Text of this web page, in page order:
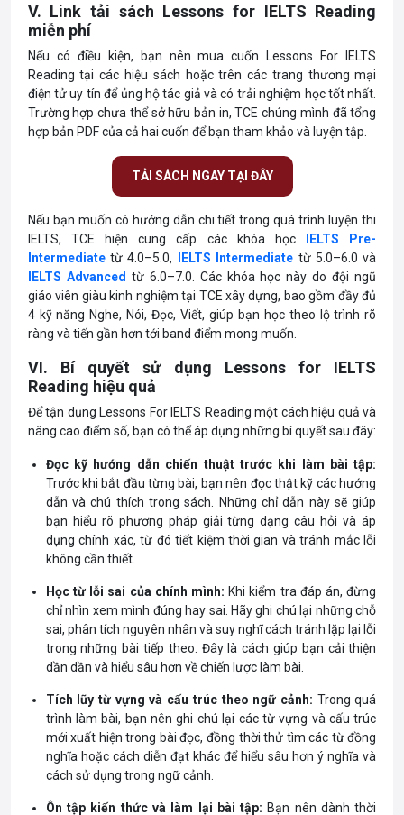
V. Link tải sách Lessons for IELTS Reading
miễn phí
Nếu có điều kiện, bạn nên mua cuốn Lessons For IELTS
Reading tại các hiệu sách hoặc trên các trang thương mại
điện tử uy tín để ủng hộ tác giả và có trải nghiệm học tốt nhất.
Trường hợp chưa thể sở hữu bản in, TCE chúng mình đã tổng
hợp bản PDF của cả hai cuốn để bạn tham khảo và luyện tập.
TẢI SÁCH NGAY TẠI ĐÂY
Nếu bạn muốn có hướng dẫn chi tiết trong quá trình luyện thi
IELTS, TCE hiện cung cấp các khóa học
IELTS Pre-
Intermediatetừ 4.0–5.0, IELTS Intermediate từ 5.0–6.0 và
IELTS Advanced từ 6.0–7.0. Các khóa học này do đội ngũ
giáo viên giàu kinh nghiệm tại TCE xây dựng, bao gồm đầy đủ
4 kỹ năng Nghe, Nói, Đọc, Viết, giúp bạn học theo lộ trình rõ
ràng và tiến gần hơn tới band điểm mong muốn.
VI. Bí quyết sử dụng Lessons for IELTS
Reading hiệu quả
Để tận dụng Lessons For IELTS Reading một cách hiệu quả và
nâng cao điểm số, bạn có thể áp dụng những bí quyết sau đây:
Đọc kỹ hướng dẫn chiến thuật trước khi làm bài tập:
Trước khi bắt đầu từng bài, bạn nên đọc thật kỹ các hướng
dẫn và chú thích trong sách. Những chỉ dẫn này sẽ giúp
bạn hiểu rõ phương pháp giải từng dạng câu hỏi và áp
dụng chính xác, từ đó tiết kiệm thời gian và tránh mắc lỗi
không cần thiết.
Học từ lỗi sai của chính mình: Khi kiểm tra đáp án, đừng
chỉ nhìn xem mình đúng hay sai. Hãy ghi chú lại những chỗ
sai, phân tích nguyên nhân và suy nghĩ cách tránh lặp lại lỗi
trong những bài tiếp theo. Đây là cách giúp bạn cải thiện
dần dần và hiểu sâu hơn về chiến lược làm bài.
Tích lũy từ vựng và cấu trúc theo ngữ cảnh: Trong quá
trình làm bài, bạn nên ghi chú lại các từ vựng và cấu trúc
mới xuất hiện trong bài đọc, đồng thời thử tìm các từ đồng
nghĩa hoặc cách diễn đạt khác để hiểu sâu hơn ý nghĩa và
cách sử dụng trong ngữ cảnh.
Ôn tập kiến thức và làm lại bài tập: Bạn nên dành thời